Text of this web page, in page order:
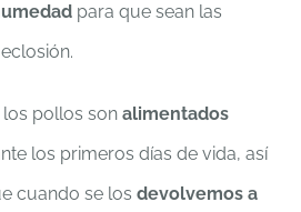
para que sean las
los pollos son alimentados
los primeros días de vida, así
cuando se los devolvemos a